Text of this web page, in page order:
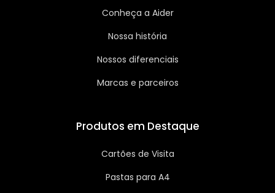
Conheça a Aider
Nossa história
Nossos diferenciais
Marcas e parceiros
Produtos em Destaque
Cartões de Visita
Pastas para A4